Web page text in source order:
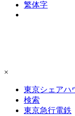
繁体字
×
東京シェアハ
検索
東京急行電鉄